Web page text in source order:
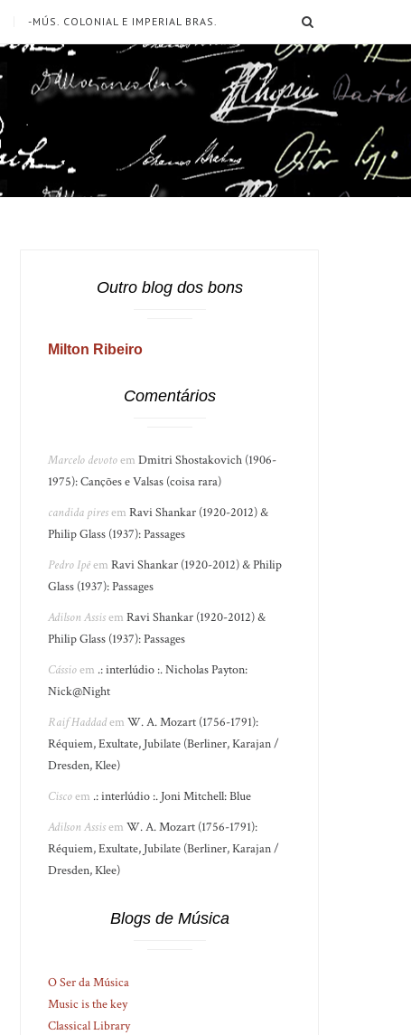
-MÚS. COLONIAL E IMPERIAL BRAS.
Outro blog dos bons
Milton Ribeiro
Comentários
Marcelo devotoemDmitri Shostakovich (1906-
1975): Canções e Valsas (coisa rara)
candida piresemRavi Shankar (1920-2012) &
Philip Glass (1937): Passages
Pedro IpêemRavi Shankar (1920-2012) & Philip
Glass (1937): Passages
Adilson AssisemRavi Shankar (1920-2012) &
Philip Glass (1937): Passages
Cássioem .: interlúdio :. Nicholas Payton:
Nick@Night
Raif HaddademW. A. Mozart (1756-1791):
Réquiem, Exultate, Jubilate (Berliner, Karajan /
Dresden, Klee)
Ciscoem .: interlúdio :. Joni Mitchell: Blue
Adilson AssisemW. A. Mozart (1756-1791):
Réquiem, Exultate, Jubilate (Berliner, Karajan /
Dresden, Klee)
Blogs de Música
O Ser da Música
Music is the key
Classical Library